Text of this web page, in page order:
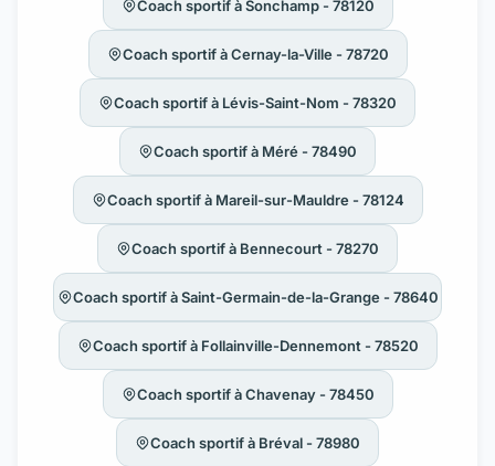
Coach sportif à Sonchamp - 78120
Coach sportif à Cernay-la-Ville - 78720
Coach sportif à Lévis-Saint-Nom - 78320
Coach sportif à Méré - 78490
Coach sportif à Mareil-sur-Mauldre - 78124
Coach sportif à Bennecourt - 78270
Coach sportif à Saint-Germain-de-la-Grange - 78640
Coach sportif à Follainville-Dennemont - 78520
Coach sportif à Chavenay - 78450
Coach sportif à Bréval - 78980